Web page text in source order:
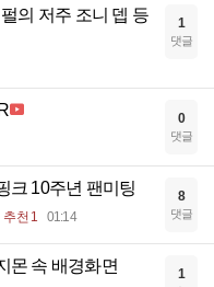
의 저주 조니 뎁 등
1
댓글
0
댓글
크 10주년 팬미팅
추천 1 01:14
8
댓글
몬 속 배경화면 1